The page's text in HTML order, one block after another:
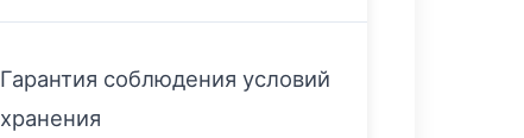
Гарантия соблюдения условий
хранения